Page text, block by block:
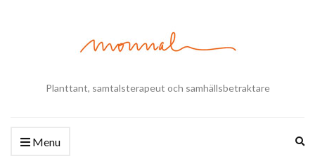
Planttant, samtalsterapeut och samhällsbetraktare
Menu